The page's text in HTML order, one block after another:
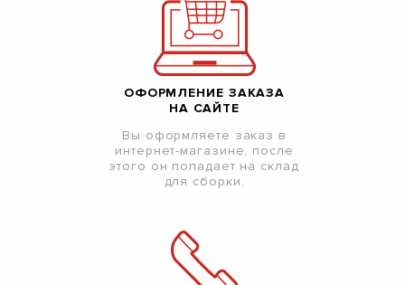
ОФОРМЛЕНИЕ ЗАКАЗА
НА САЙТЕ
Вы оформляете заказ в
интернет-магазине, после
этого он попадает на склад
для сборки.